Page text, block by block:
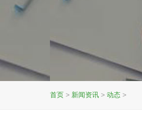
首页 > 新闻资讯 > 动态 >